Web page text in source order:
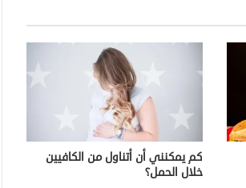
الصمامات القلبية الطبيعية تُنقذ حياة
الملايين
فن التحكم بالعقول: أساليب وتقنيات
الفوائد الغذائية للكينوا
كم يمكنني أن أتناول من الكافيين
خلال الحمل؟